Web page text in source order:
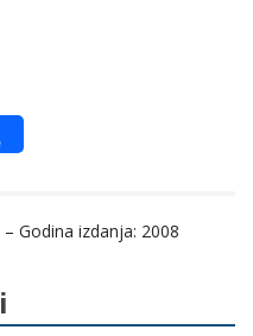
Godina izdanja: 2008